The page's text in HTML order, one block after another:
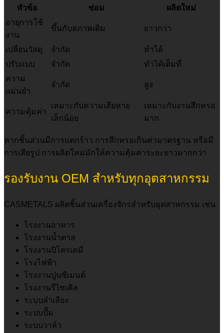
หัวข้อ ซ่อม
ผลิตใหม่
อายุการใช้
งาน
ขึ้นกับสภาพเดิม ยาวกว่า
เปลี่ยนวัสดุ จำกัด
ทำได้
ปรับแบบ
จำกัด
ทำได้เต็มที่
ความ
แม่นยำ
จำกัด สูง
ความคุ้มค่า
เหมาะกับความเสียหาย
เล็กน้อย
เหมาะกับงานสึกหรอ
มาก
หากชิ้นส่วนมีการแตกร้าว การสึกหรอเกินค่ามาตรฐาน หรือมี
การเสียรูป การผลิตใหม่มักให้ความคุ้มค่าระยะยาวมากกว่า
รองรับงาน OEM สำหรับทุกอุตสาหกรรม
CASMETALS ผลิตชิ้นส่วนเครื่องจักรสำหรับอุตสาหกรรม เช่น
โรงงานอาหาร
โรงงานน้ำตาล
โรงงานปิโตรเคมี
โรงไฟฟ้า
โรงงานปูนซีเมนต์
โรงงานรีไซเคิล
ระบบลำเลียง
ระบบปั๊ม
ระบบวาล์ว